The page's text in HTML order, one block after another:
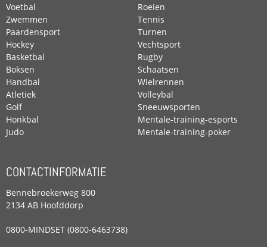
Voetbal
Zwemmen
Paardensport
Hockey
Basketbal
Boksen
Handbal
Atletiek
Golf
Honkbal
Judo
Roeien
Tennis
Turnen
Vechtsport
Rugby
Schaatsen
Wielrennen
Volleybal
Sneeuwsporten
Mentale-training-esports
Mentale-training-poker
CONTACTINFORMATIE
Bennebroekerweg 800
2134 AB Hoofddorp
0800-MINDSET (0800-6463738)